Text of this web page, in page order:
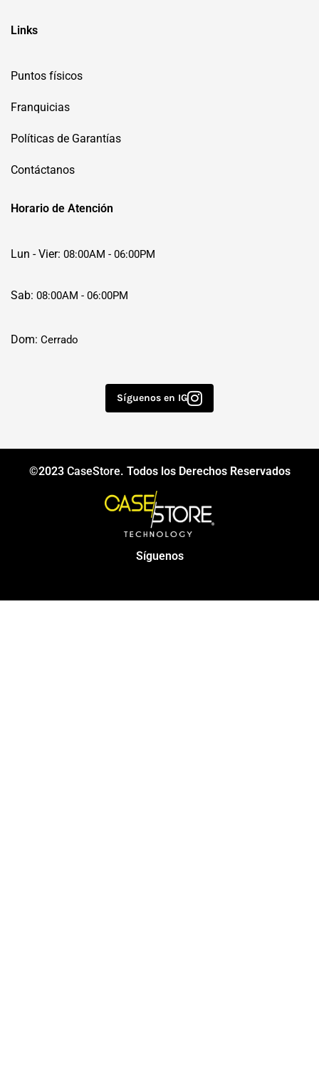
Links
Puntos físicos
Franquicias
Políticas de Garantías
Contáctanos
Horario de Atención
Lun - Vier: 08:00AM - 06:00PM
Sab: 08:00AM - 06:00PM
Dom: Cerrado
Síguenos en IG
©2023 CaseStore. Todos los Derechos Reservados
Síguenos